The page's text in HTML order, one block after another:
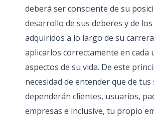
deberá ser consciente de su
desarrollo de sus deberes y de
adquiridos a lo largo de su
aplicarlos correctamente en cada
aspectos de su vida. De este
necesidad de entender que de tus
dependerán clientes, usuarios,
empresas e inclusive, tu propio